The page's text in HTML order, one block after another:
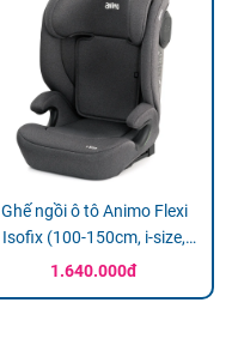
Ghế ngồi ô tô Animo Flexi
Isofix (100-150cm, i-size,
K55, Nickle)
1.640.000đ